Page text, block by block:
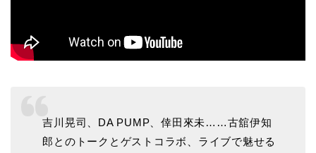
吉川晃司、DA PUMP、倖田來未……古舘伊知
郎とのトークとゲストコラボ、ライブで魅せる